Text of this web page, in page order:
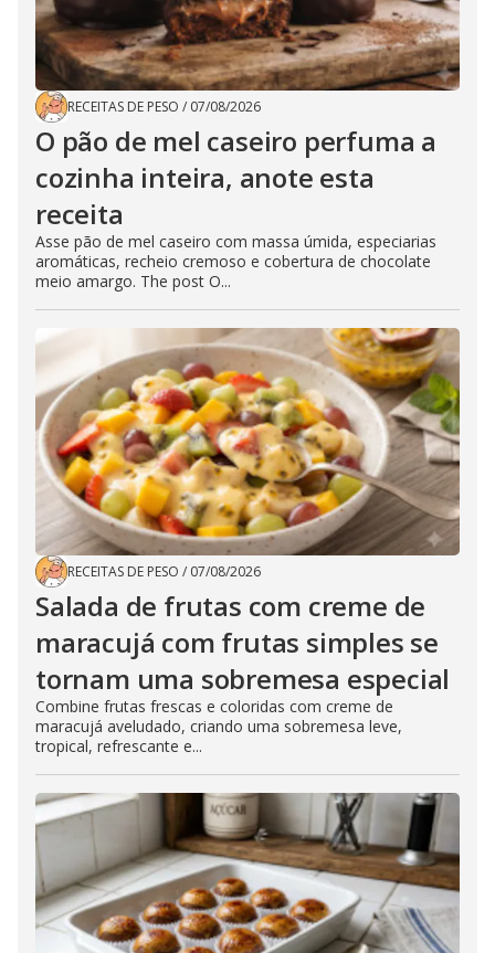
RECEITAS DE PESO / 07/08/2026
O pão de mel caseiro perfuma a
cozinha inteira, anote esta
receita
Asse pão de mel caseiro com massa úmida, especiarias
aromáticas, recheio cremoso e cobertura de chocolate
meio amargo. The post O...
RECEITAS DE PESO / 07/08/2026
Salada de frutas com creme de
maracujá com frutas simples se
tornam uma sobremesa especial
Combine frutas frescas e coloridas com creme de
maracujá aveludado, criando uma sobremesa leve,
tropical, refrescante e...